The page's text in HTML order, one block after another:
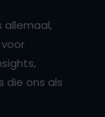
allemaal,
die ons als